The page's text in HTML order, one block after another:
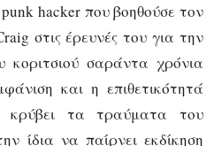
hacker που βοηθούσε τον
στις έρευνές του για την
κοριτσιού σαράντα χρόνια
και η επιθετικότητά
τα τραύματα του
ίδια να παίρνει εκδίκηση